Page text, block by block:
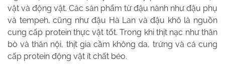
vật và động vật. Các sản phẩm từ đậu nành như đậu phụ
và tempeh, cũng như đậu Hà Lan và đậu khô là nguồn
cung cấp protein thực vật tốt. Trong khi thịt nạc như thăn
bò và thăn nội, thịt gia cầm không da, trứng và cá cung
cấp protein động vật ít chất béo.